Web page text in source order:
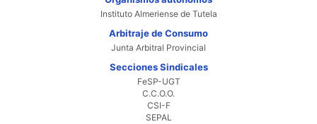
Instituto Almeriense de Tutela
Arbitraje de Consumo
Junta Arbitral Provincial
Secciones Sindicales
FeSP-UGT
C.C.O.O.
CSI-F
SEPAL